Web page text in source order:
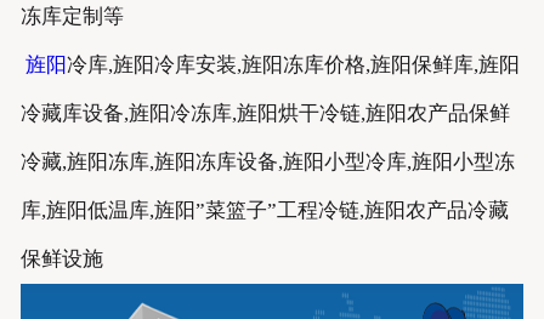
冻库定制等
旌阳冷库,旌阳冷库安装,旌阳冻库价格,旌阳保鲜库,旌阳
冷藏库设备,旌阳冷冻库,旌阳烘干冷链,旌阳农产品保鲜
冷藏,旌阳冻库,旌阳冻库设备,旌阳小型冷库,旌阳小型冻
库,旌阳低温库,旌阳”菜篮子”工程冷链,旌阳农产品冷藏
保鲜设施